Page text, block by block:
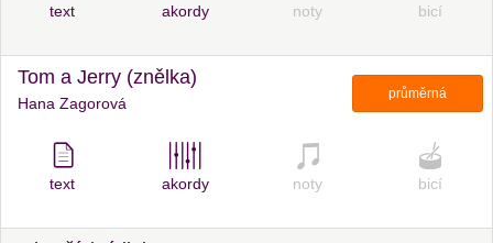
text akordy noty bicí
Tom a Jerry (znělka)
Hana Zagorová
průměrná
text akordy noty bicí